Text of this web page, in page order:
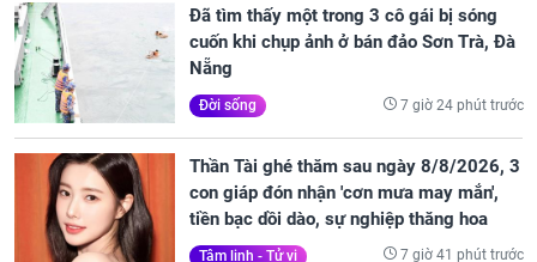
Đã tìm thấy một trong 3 cô gái bị sóng
cuốn khi chụp ảnh ở bán đảo Sơn Trà, Đà
Nẵng
Đời sống 7 giờ 24 phút trước
Thần Tài ghé thăm sau ngày 8/8/2026, 3
con giáp đón nhận 'cơn mưa may mắn',
tiền bạc dồi dào, sự nghiệp thăng hoa
Tâm linh - Tử vi 7 giờ 41 phút trước